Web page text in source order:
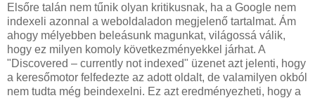
Elsőre talán nem tűnik olyan kritikusnak, ha a Google nem
indexeli azonnal a weboldaladon megjelenő tartalmat. Ám
ahogy mélyebben beleásunk magunkat, világossá válik,
hogy ez milyen komoly következményekkel járhat. A
"Discovered – currently not indexed" üzenet azt jelenti, hogy
a keresőmotor felfedezte az adott oldalt, de valamilyen okból
nem tudta még beindexelni. Ez azt eredményezheti, hogy a